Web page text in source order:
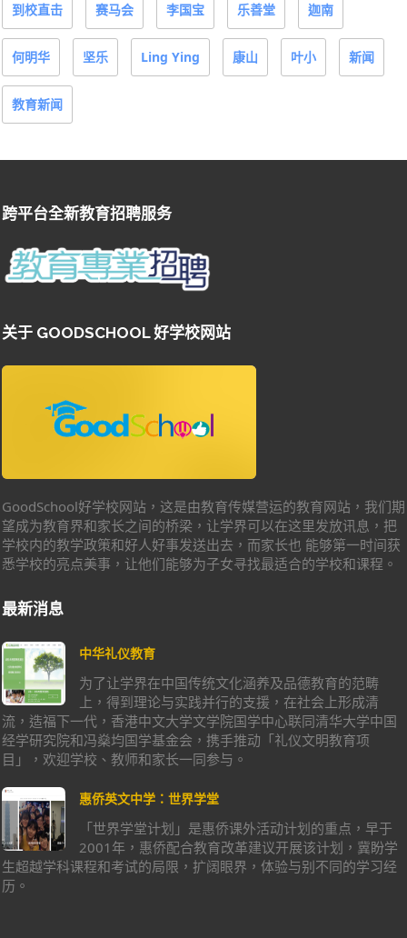
到校直击 赛马会 李国宝 乐善堂 迦南
何明华 坚乐 Ling Ying 康山 叶小 新闻
教育新闻
跨平台全新教育招聘服务
关于 GOODSCHOOL 好学校网站
GoodSchool好学校网站，这是由教育传媒营运的教育网站，我们期
望成为教育界和家长之间的桥梁，让学界可以在这里发放讯息，把
学校内的教学政策和好人好事发送出去，而家长也 能够第一时间获
悉学校的亮点美事，让他们能够为子女寻找最适合的学校和课程。
最新消息
中华礼仪教育
为了让学界在中国传统文化涵养及品德教育的范畴
上，得到理论与实践并行的支援，在社会上形成清
流，造福下一代，香港中文大学文学院国学中心联同清华大学中国
经学研究院和冯燊均国学基金会，携手推动「礼仪文明教育项
目」，欢迎学校、教师和家长一同参与。
惠侨英文中学：世界学堂
「世界学堂计划」是惠侨课外活动计划的重点，早于
2001年，惠侨配合教育改革建议开展该计划，冀盼学
生超越学科课程和考试的局限，扩阔眼界，体验与别不同的学习经
历。